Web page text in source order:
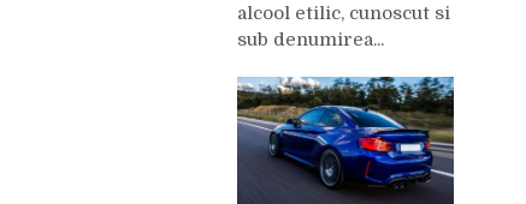
alcool etilic, cunoscut si
sub denumirea...